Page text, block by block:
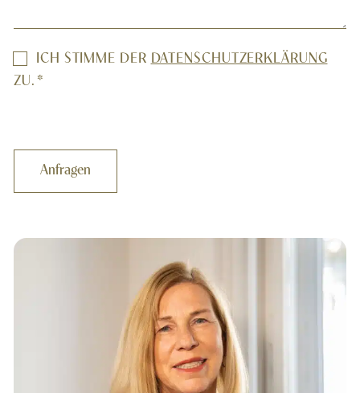
EINWILLIGUNG
*
ICH STIMME DER DATENSCHUTZERKLÄRUNG
ZU. *